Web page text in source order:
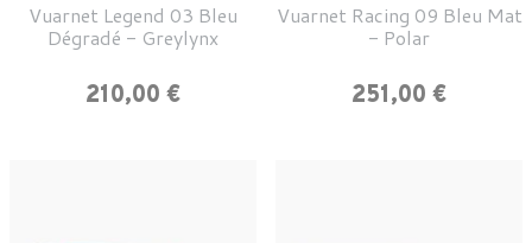
Vuarnet Legend 03 Bleu
Dégradé - Greylynx
Prix
210,00 €
Vuarnet Racing 09 Bleu Mat
- Polar
Prix
251,00 €